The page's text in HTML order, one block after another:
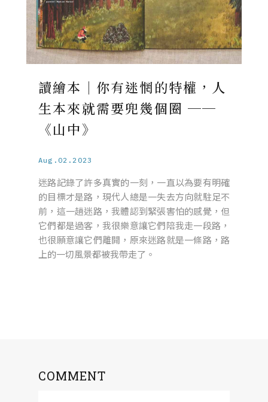
讀繪本｜你有迷惘的特權，人
生本來就需要兜幾個圈 ──
《山中》
Aug.02.2023
迷路記錄了許多真實的一刻，一直以為要有明確
的目標才是路，現代人總是一失去方向就駐足不
前，這一趟迷路，我體認到緊張害怕的感覺，但
它們都是過客，我很樂意讓它們陪我走一段路，
也很願意讓它們離開，原來迷路就是一條路，路
上的一切風景都被我帶走了。
COMMENT